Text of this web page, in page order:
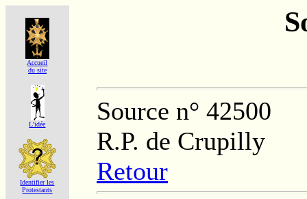
Accueil
du site
L'idée
Identifier les
Protestants
Source n° 42500
R.P. de Crupilly
Retour